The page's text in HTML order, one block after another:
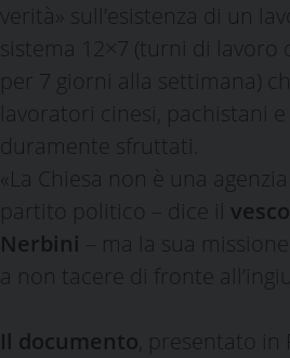
verità» sull’esistenza di un
sistema 12×7 (turni di lavoro
per 7 giorni alla settimana)
lavoratori cinesi, pachistani
duramente sfruttati.
«La Chiesa non è una
partito politico – dice il
Nerbini – ma la sua
a non tacere di fronte
Il documento , presentato in